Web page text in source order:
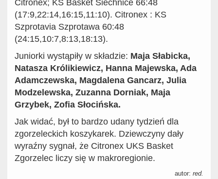
Citronex; KS Basket Siechnice 66:48
(17:9,22:14,16:15,11:10). Citronex : KS
Szprotavia Szprotawa 60:48
(24:15,10:7,8:13,18:13).
Juniorki wystąpiły w składzie: Maja Słabicka,
Natasza Królikiewicz, Hanna Majewska, Ada
Adamczewska, Magdalena Gancarz, Julia
Modzelewska, Zuzanna Dorniak, Maja
Grzybek, Zofia Słocińska.
Jak widać, był to bardzo udany tydzień dla
zgorzeleckich koszykarek. Dziewczyny dały
wyraźny sygnał, że Citronex UKS Basket
Zgorzelec liczy się w makroregionie.
autor: red.